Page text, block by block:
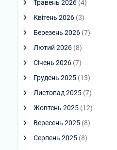
Травень 2026 (4)
Квітень 2026 (3)
Березень 2026 (7)
Лютий 2026 (8)
Січень 2026 (7)
Грудень 2025 (13)
Листопад 2025 (7)
Жовтень 2025 (12)
Вересень 2025 (8)
Серпень 2025 (8)